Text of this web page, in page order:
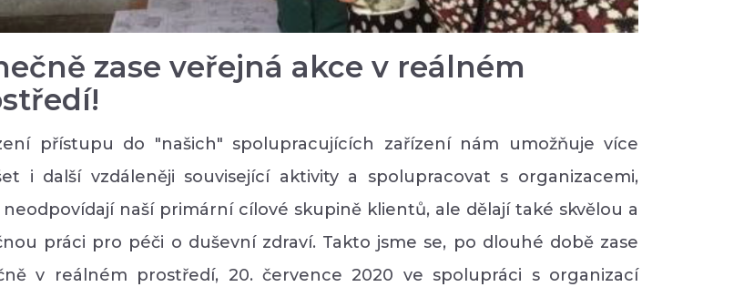
zase veřejná akce v reálném
přístupu do "našich" spolupracujících zařízení nám umožňuje více
i další vzdáleněji související aktivity a spolupracovat s organizacemi,
naší primární cílové skupině klientů, ale dělají také skvělou a
práci pro péči o duševní zdraví. Takto jsme se, po dlouhé době zase
v reálném prostředí, 20. července 2020 ve spolupráci s organizací